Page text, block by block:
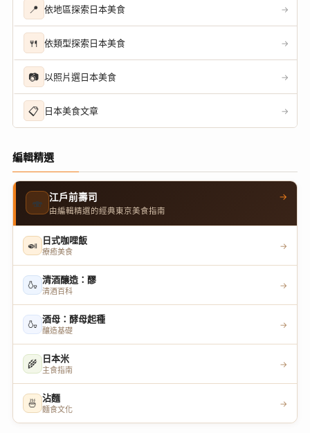
📍 依地區探索日本美食 →
🍴 依類型探索日本美食 →
📷 以照片選日本美食 →
📋 日本美食文章 →
編輯精選
🍣 江戶前壽司
由編輯精選的經典東京美食指南
→
🍛 日式咖哩飯
療癒美食
→
🍶 清酒釀造：醪
清酒百科
→
🍶 酒母：酵母起種
釀造基礎
→
🌾 日本米
主食指南
→
🍜 沾麵
麵食文化
→